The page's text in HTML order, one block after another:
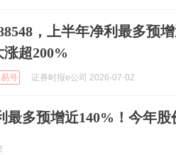
，上半年净利最多预
涨超200%
易号 证券时报e公司 2026-07-02
最多预增近140%！今年股